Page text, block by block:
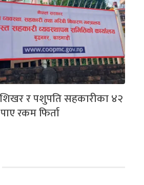
र पशुपति सहकारीका ४२
रकम फिर्ता